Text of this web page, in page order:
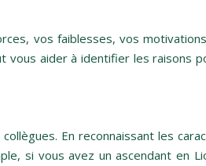
vos faiblesses, vos
aider à identifier les raisons
En reconnaissant les
si vous avez un ascendant en